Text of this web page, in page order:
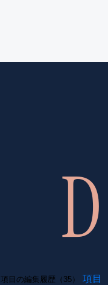
項目の編集履歴（35）
項目